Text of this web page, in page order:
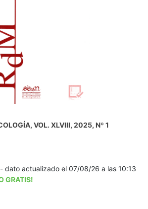
VOL. XLVIII, 2025, Nº 1
dato actualizado el 07/08/26 a las 10:13
GRATIS!